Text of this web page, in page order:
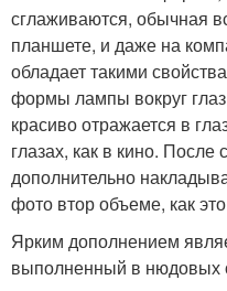
сглаживаются, обычная
планшете, и даже на
обладает такими
формы лампы вокруг
красиво отражается в
глазах, как в кино.
дополнительно
фото втор объеме, как
Ярким дополнением
выполненный в нюдовых